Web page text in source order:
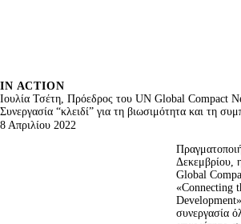
IN ACTION
Ιουλία Τσέτη, Πρόεδρος του UN Global Compact
Συνεργασία “κλειδί” για τη βιωσιμότητα και τη
8 Απριλίου 2022
Δεκεμβρίου,
Global
«Connecting
συνεργασία